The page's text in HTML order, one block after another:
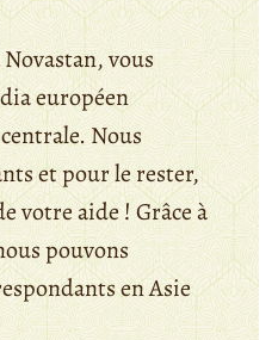
vous
européen
Nous
et pour le rester,
votre aide ! Grâce à
pouvons
en Asie